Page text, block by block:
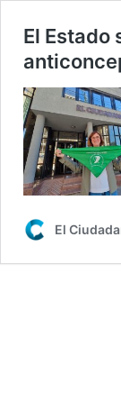
El Estado
El